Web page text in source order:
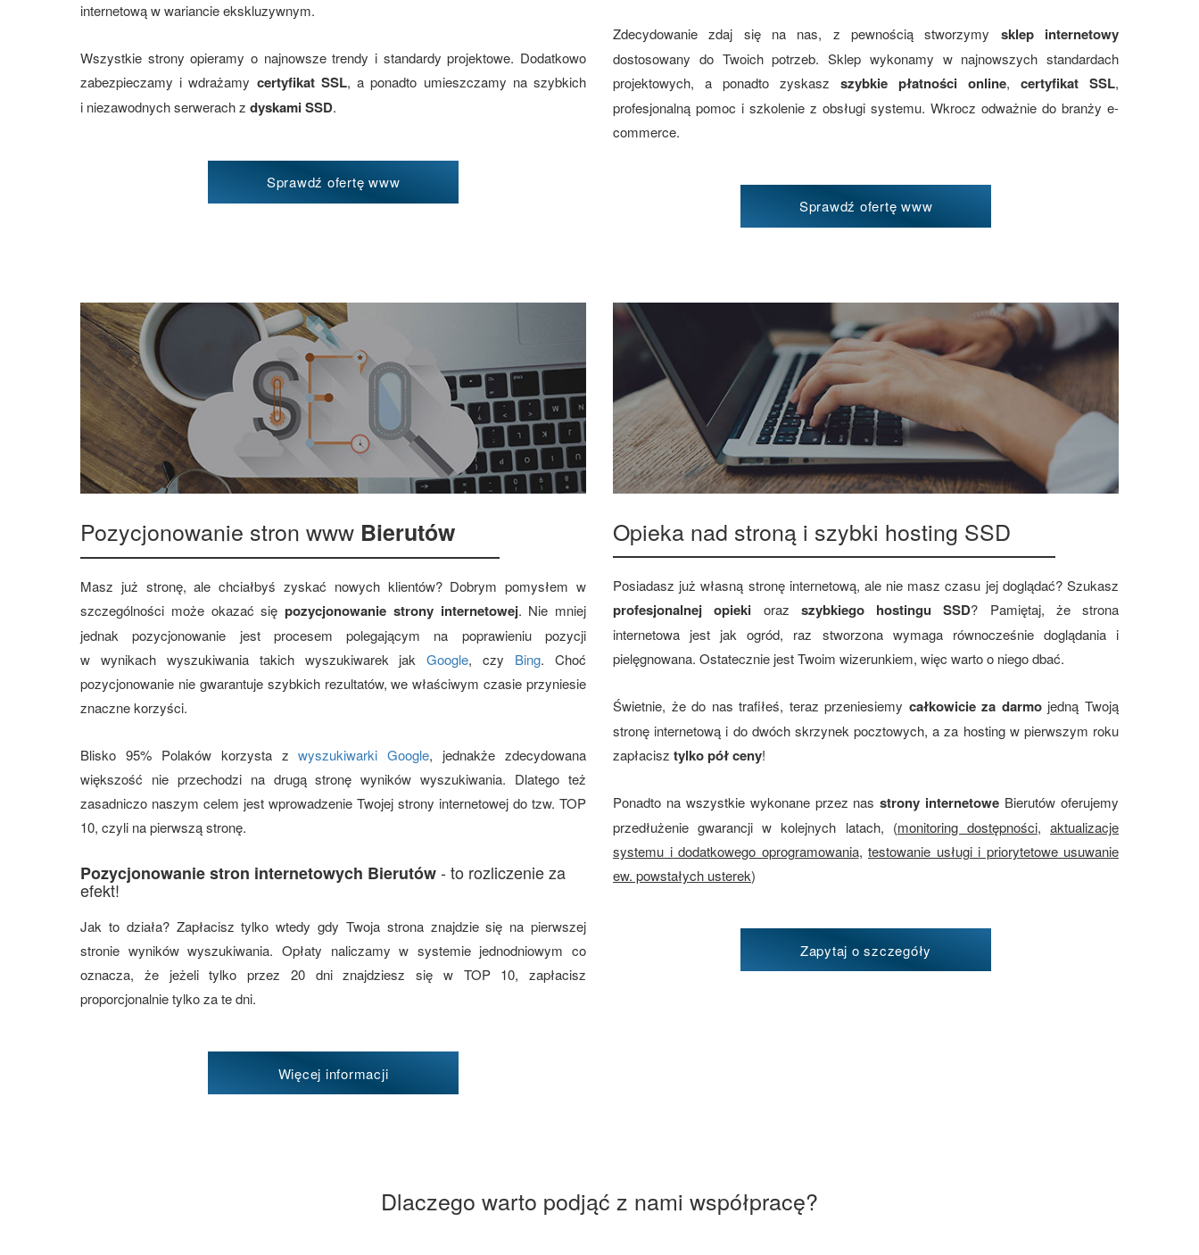
internetową w wariancie ekskluzywnym.
Wszystkie strony opieramy o najnowsze trendy i standardy projektowe. Dodatkowo
zabezpieczamy i wdrażamy certyfikat SSL, a ponadto umieszczamy na szybkich
i niezawodnych serwerach z dyskami SSD.
Sprawdź ofertę www
Zdecydowanie zdaj się na nas, z pewnością stworzymy sklep internetowy
dostosowany do Twoich potrzeb. Sklep wykonamy w najnowszych standardach
projektowych, a ponadto zyskasz szybkie płatności online, certyfikat SSL,
profesjonalną pomoc i szkolenie z obsługi systemu. Wkrocz odważnie do branży e-
commerce.
Sprawdź ofertę www
Pozycjonowanie stron www Bierutów
Masz już stronę, ale chciałbyś zyskać nowych klientów? Dobrym pomysłem w
szczególności może okazać się pozycjonowanie strony internetowej. Nie mniej
jednak pozycjonowanie jest procesem polegającym na poprawieniu pozycji
w wynikach wyszukiwania takich wyszukiwarek jakGoogle, czy Bing. Choć
pozycjonowanie nie gwarantuje szybkich rezultatów, we właściwym czasie przyniesie
znaczne korzyści.
Blisko 95% Polaków korzysta zwyszukiwarki Google, jednakże zdecydowana
większość nie przechodzi na drugą stronę wyników wyszukiwania. Dlatego też
zasadniczo naszym celem jest wprowadzenie Twojej strony internetowej do tzw. TOP
10, czyli na pierwszą stronę.
Pozycjonowanie stron internetowych Bierutów- to rozliczenie za
efekt!
Jak to działa? Zapłacisz tylko wtedy gdy Twoja strona znajdzie się na pierwszej
stronie wyników wyszukiwania. Opłaty naliczamy w systemie jednodniowym co
oznacza, że jeżeli tylko przez 20 dni znajdziesz się w TOP 10, zapłacisz
proporcjonalnie tylko za te dni.
Więcej informacji
Opieka nad stroną i szybki hosting SSD
Posiadasz już własną stronę internetową, ale nie masz czasu jej doglądać? Szukasz
profesjonalnej opieki oraz szybkiego hostingu SSD? Pamiętaj, że strona
internetowa jest jak ogród, raz stworzona wymaga równocześnie doglądania i
pielęgnowana. Ostatecznie jest Twoim wizerunkiem, więc warto o niego dbać.
Świetnie, że do nas trafiłeś, teraz przeniesiemy całkowicie za darmojedną Twoją
stronę internetową i do dwóch skrzynek pocztowych, a za hosting w pierwszym roku
zapłacisz tylko pół ceny!
Ponadto na wszystkie wykonane przez nasstrony internetowe Bierutów oferujemy
przedłużenie gwarancji w kolejnych latach, (monitoring dostępności,aktualizacje
systemu i dodatkowego oprogramowania, testowanie usługi i priorytetowe usuwanie
ew. powstałych usterek)
Zapytaj o szczegóły
Dlaczego warto podjąć z nami współpracę?